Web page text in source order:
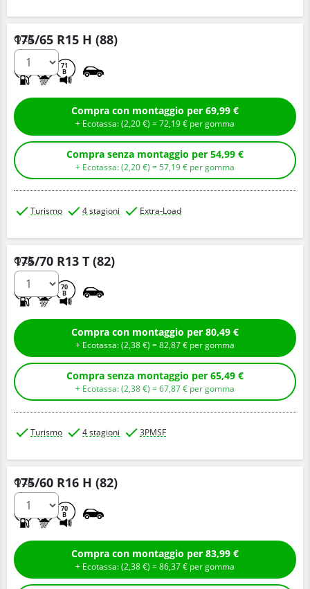
175/65 R15 H (88)
71
B
Q.tà
Compra con montaggio per 69,99 €
+ Ecotassa: (2,20€ ) =72,19€ per gomma
Compra senza montaggio per 54,99 €
+ Ecotassa: (2,20€ ) =57,19€ per gomma
Turismo 4 stagioni Extra-Load
175/70 R13 T (82)
70
B
Q.tà
Compra con montaggio per 80,49 €
+ Ecotassa: (2,38€ ) =82,87€ per gomma
Compra senza montaggio per 65,49 €
+ Ecotassa: (2,38€ ) =67,87€ per gomma
Turismo 4 stagioni 3PMSF
175/60 R16 H (82)
70
B
Q.tà
Compra con montaggio per 83,99 €
+ Ecotassa: (2,38€ ) =86,37€ per gomma